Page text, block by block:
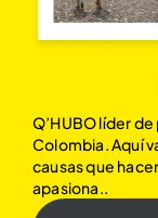
Q’HUBO líder
Colombia. Aquí
causas que
apasiona..